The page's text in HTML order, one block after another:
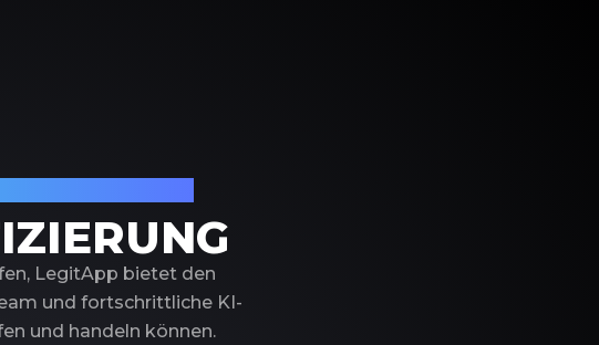
LegitApp bietet den
und fortschrittliche KI-
und handeln können.